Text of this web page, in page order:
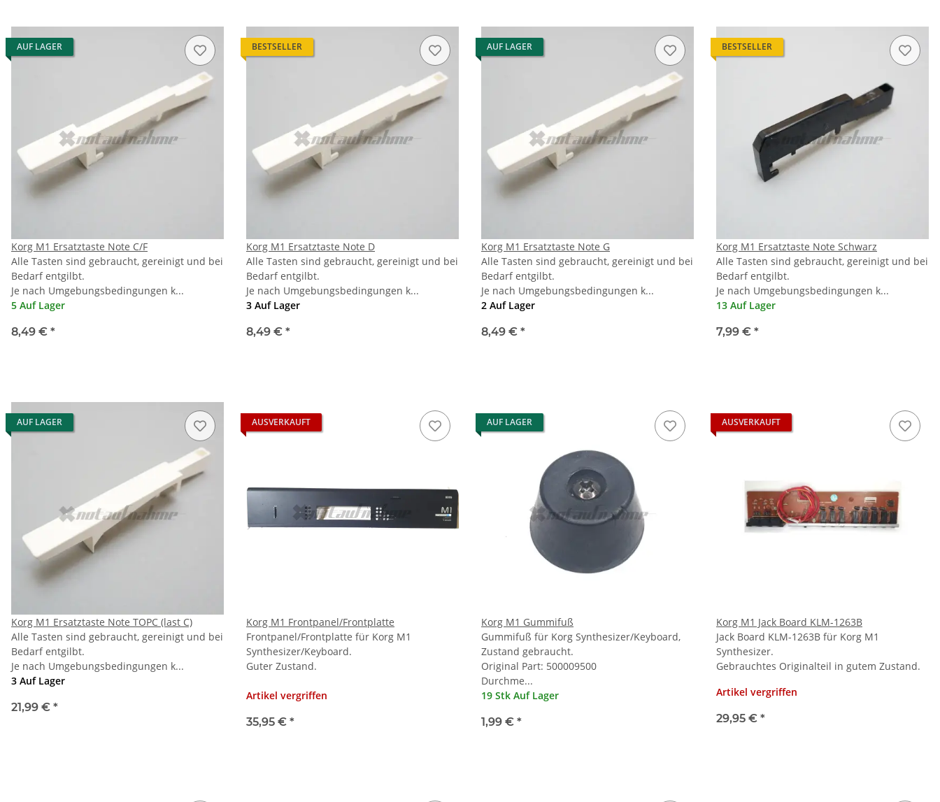
AUF LAGER
Korg M1 Ersatztaste Note C/F
Alle Tasten sind gebraucht, gereinigt und bei
Bedarf entgilbt.
Je nach Umgebungsbedingungen k...
5 Auf Lager
8,49 € *
BESTSELLER
Korg M1 Ersatztaste Note D
Alle Tasten sind gebraucht, gereinigt und bei
Bedarf entgilbt.
Je nach Umgebungsbedingungen k...
3 Auf Lager
8,49 € *
AUF LAGER
Korg M1 Ersatztaste Note G
Alle Tasten sind gebraucht, gereinigt und bei
Bedarf entgilbt.
Je nach Umgebungsbedingungen k...
2 Auf Lager
8,49 € *
BESTSELLER
Korg M1 Ersatztaste Note Schwarz
Alle Tasten sind gebraucht, gereinigt und bei
Bedarf entgilbt.
Je nach Umgebungsbedingungen k...
13 Auf Lager
7,99 € *
AUF LAGER
Korg M1 Ersatztaste Note TOPC (last C)
Alle Tasten sind gebraucht, gereinigt und bei
Bedarf entgilbt.
Je nach Umgebungsbedingungen k...
3 Auf Lager
21,99 € *
AUSVERKAUFT
Korg M1 Frontpanel/Frontplatte
Frontpanel/Frontplatte für Korg M1
Synthesizer/Keyboard.
Guter Zustand.
Artikel vergriffen
35,95 € *
AUF LAGER
Korg M1 Gummifuß
Gummifuß für Korg Synthesizer/Keyboard,
Zustand gebraucht.
Original Part: 500009500
Durchme...
19 Stk Auf Lager
1,99 € *
AUSVERKAUFT
Korg M1 Jack Board KLM-1263B
Jack Board KLM-1263B für Korg M1
Synthesizer.
Gebrauchtes Originalteil in gutem Zustand.
Artikel vergriffen
29,95 € *